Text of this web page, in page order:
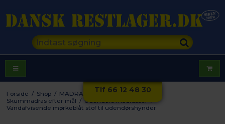
Tlf 66 12 48 30
Forside / Shop / MADRASSER EFTER MÅL /
Skummadras efter mål / Udendørs madrasser /
Vandafvisende mørkeblåt stof til udendørshynder